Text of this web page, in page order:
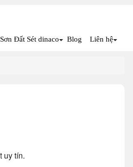
Sơn Đất Sét dinaco Blog Liên hệ
uy tín.